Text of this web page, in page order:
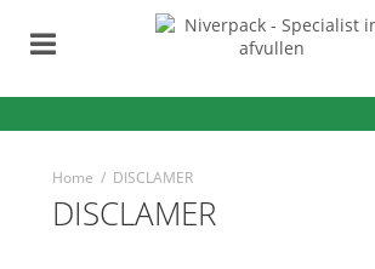
Home / DISCLAMER
DISCLAMER